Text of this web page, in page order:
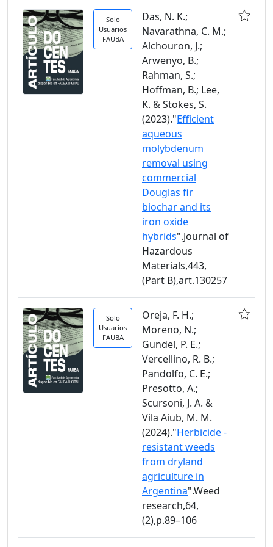
Solo
Usuarios
FAUBA
Das, N. K.;
Navarathna, C. M.;
Alchouron, J.;
Arwenyo, B.;
Rahman, S.;
Hoffman, B.; Lee,
K. & Stokes, S.
(2023)."Efficient
aqueous
molybdenum
removal using
commercial
Douglas fir
biochar and its
iron oxide
hybrids".Journal of
Hazardous
Materials,443,
(Part B),art.130257
Solo
Usuarios
FAUBA
Oreja, F. H.;
Moreno, N.;
Gundel, P. E.;
Vercellino, R. B.;
Pandolfo, C. E.;
Presotto, A.;
Scursoni, J. A. &
Vila Aiub, M. M.
(2024)."Herbicide -
resistant weeds
from dryland
agriculture in
Argentina".Weed
research,64,
(2),p.89–106